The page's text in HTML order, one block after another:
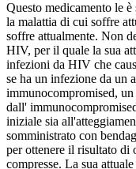
Questo medicamento le
la malattia di cui soffre
soffre attualmente. Non
HIV, per il quale la sua
infezioni da HIV che
se ha un infezione da un
immunocompromised,
dall'
iniziale sia
somministrato con
per ottenere il risultato di
compresse. La sua